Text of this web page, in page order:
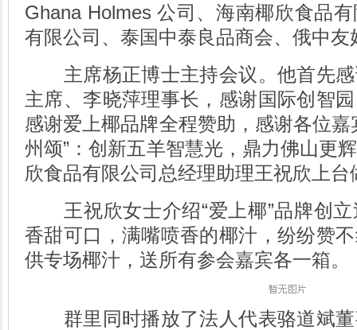
Ghana Holmes 公司、海南椰欣食品
有限公司、泰国中泰良品商会、俄中友
主席杨正博士主持会议。他首先感
主席、李晓萍理事长，感谢国际创智
感谢爱上椰品牌全程赞助，感谢各位
州颂”：创新五羊智慧光，鼎力佛山更
欣食品有限公司总经理助理王祝欣上台
王祝欣女士介绍“爱上椰”品牌创立
香甜可口，满嘴喷香的椰汁，纷纷赞
供专场椰汁，送所有参会嘉宾各一箱。
群里同时播放了法人代表骆道斌董